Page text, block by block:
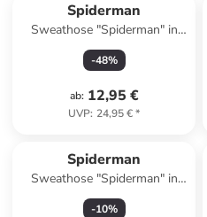
Spiderman
Sweathose "Spiderman" in
Blau
-48%
ab: 12,95 €
UVP: 24,95 €*
Spiderman
Sweathose "Spiderman" in
Dunkelblau/ Bunt
-10%